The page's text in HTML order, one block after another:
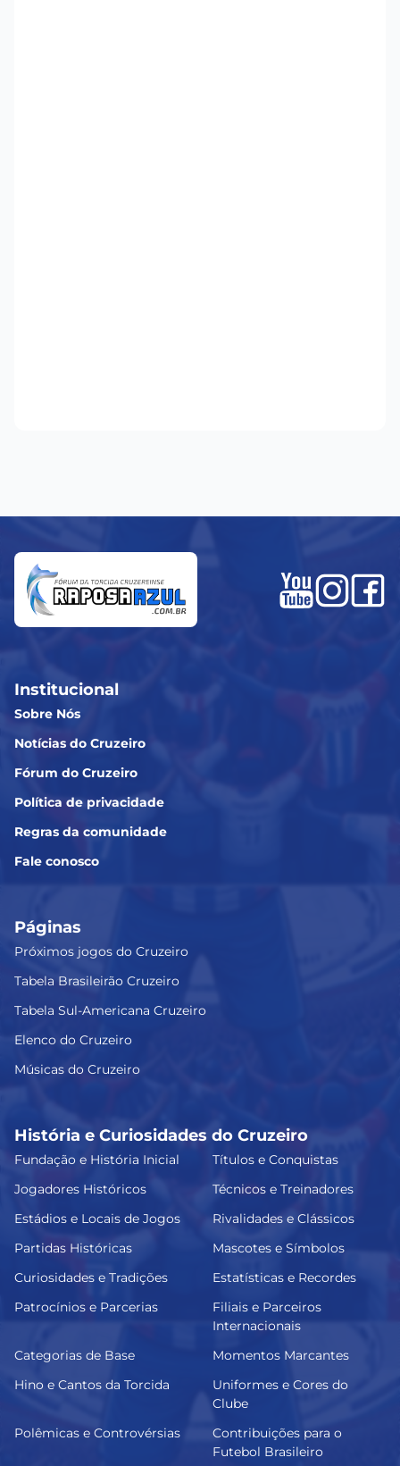
Institucional
Sobre Nós
Notícias do Cruzeiro
Fórum do Cruzeiro
Política de privacidade
Regras da comunidade
Fale conosco
Páginas
Próximos jogos do Cruzeiro
Tabela Brasileirão Cruzeiro
Tabela Sul-Americana Cruzeiro
Elenco do Cruzeiro
Músicas do Cruzeiro
História e Curiosidades do Cruzeiro
Fundação e História Inicial
Títulos e Conquistas
Jogadores Históricos
Técnicos e Treinadores
Estádios e Locais de Jogos
Rivalidades e Clássicos
Partidas Históricas
Mascotes e Símbolos
Curiosidades e Tradições
Estatísticas e Recordes
Patrocínios e Parcerias
Filiais e Parceiros
Internacionais
Categorias de Base
Momentos Marcantes
Hino e Cantos da Torcida
Uniformes e Cores do
Clube
Polêmicas e Controvérsias
Contribuições para o
Futebol Brasileiro